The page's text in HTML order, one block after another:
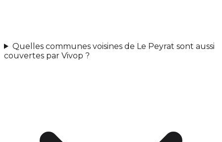
Quelles communes voisines de Le Peyrat sont aussi
couvertes par Vivop ?